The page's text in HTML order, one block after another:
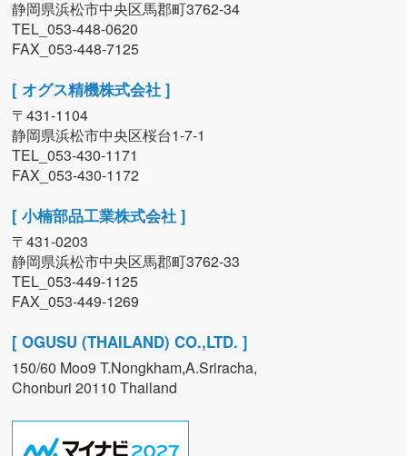
静岡県浜松市中央区馬郡町3762-34
TEL_053-448-0620
FAX_053-448-7125
[ オグス精機株式会社 ]
〒431-1104
静岡県浜松市中央区桜台1-7-1
TEL_053-430-1171
FAX_053-430-1172
[ 小楠部品工業株式会社 ]
〒431-0203
静岡県浜松市中央区馬郡町3762-33
TEL_053-449-1125
FAX_053-449-1269
[ OGUSU (THAILAND) CO.,LTD. ]
150/60 Moo9 T.Nongkham,A.Sriracha,
Chonburi 20110 Thailand